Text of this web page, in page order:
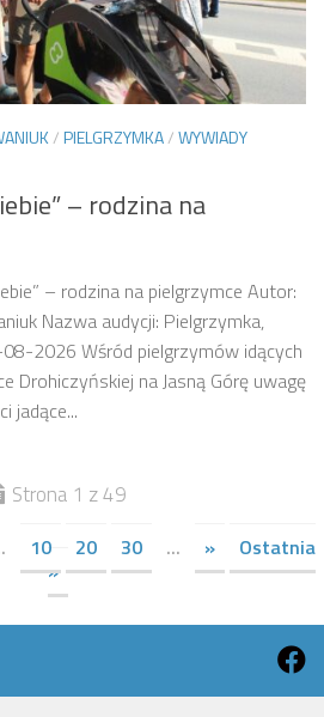
/PIELGRZYMKA/WYWIADY
– rodzina na
– rodzina na pielgrzymce Autor:
Nazwa audycji: Pielgrzymka,
2026 Wśród pielgrzymów idących
Drohiczyńskiej na Jasną Górę uwagę
jadące...
Strona 1 z 49
10 20 30 ... »
Ostatnia
»